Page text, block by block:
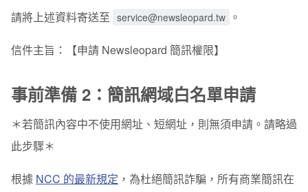
請將上述資料寄送至 service@newsleopard.tw 。
信件主旨：【申請 Newsleopard 簡訊權限】
事前準備 2：簡訊網域白名單申請
＊若簡訊內容中不使用網址、短網址，則無須申請。請略過
此步驟＊
根據 NCC 的最新規定 ，為杜絕簡訊詐騙，所有商業簡訊在